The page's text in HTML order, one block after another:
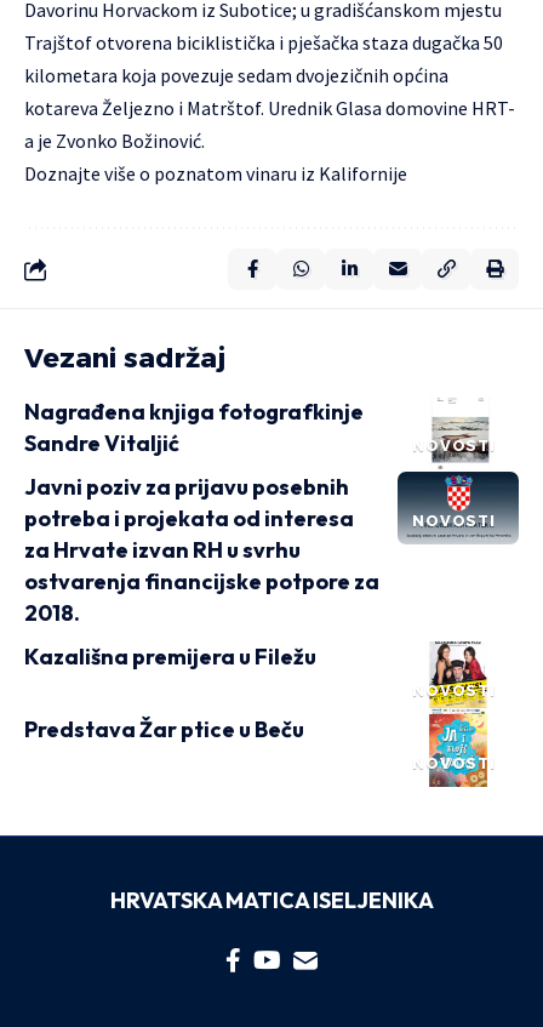
Davorinu Horvackom iz Subotice; u gradišćanskom mjestu
Trajštof otvorena biciklistička i pješačka staza dugačka 50
kilometara koja povezuje sedam dvojezičnih općina
kotareva Željezno i Matrštof. UrednikGlasa domovine HRT-
a je Zvonko Božinović.
Doznajte više o poznatom vinaru iz Kalifornije
Vezani sadržaj
NOVOSTI
Nagrađena knjiga fotografkinje
Sandre Vitaljić
NOVOSTI
Javni poziv za prijavu posebnih
potreba i projekata od interesa
za Hrvate izvan RH u svrhu
ostvarenja financijske potpore za
2018.
NOVOSTI
Kazališna premijera u Filežu
NOVOSTI
Predstava Žar ptice u Beču
HRVATSKA MATICA ISELJENIKA